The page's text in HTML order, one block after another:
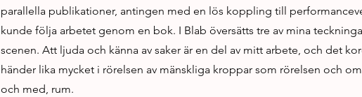
parallella publikationer, antingen med en lös koppling till
kunde följa arbetet genom en bok. I Blab översätts tre av mina
scenen. Att ljuda och känna av saker är en del av mitt arbete, och det
händer lika mycket i rörelsen av mänskliga kroppar som rörelsen och
och med, rum.